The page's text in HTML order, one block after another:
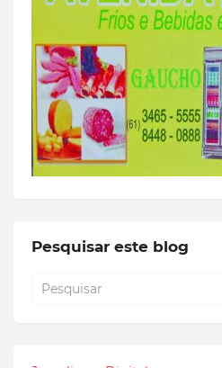
Pesquisar este blog